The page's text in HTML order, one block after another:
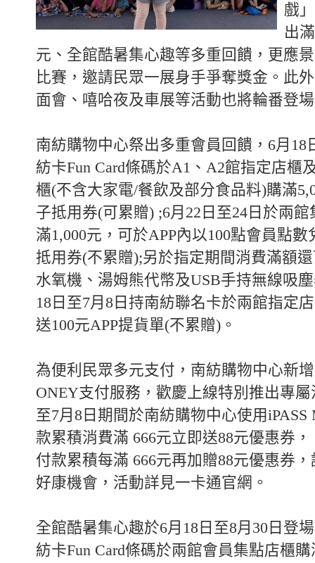
戲
出
元、全館酷暑集心趣等多重回饋，更應
比賽，邀請民眾一展身手爭奪獎金。此
面會、嘻哈夜及車展等活動也將輪番登
南紡購物中心祭出多重會員回饋，6月18
紡卡Fun Card條碼於A1、A2館指定店櫃
櫃(不含大家電/餐飲及部分食品料)購滿
子抵用券(可累贈) ;6月22日至24日於兩
滿1,000元，可於APP內以100點會員點數
抵用券(不累贈);另於指定期間消費滿額
水氧機、湯姆熊代幣及USB手持無線吸
18日至7月8日持南紡聯名卡於兩館指定
送100元APP提貨單(不累贈)。
為便利民眾多元支付，南紡購物中心新
ONEY支付服務，歡慶上線特別推出專屬
至7月8日期間於南紡購物中心使用iPASS
款累積消費滿 666元立即送88元優惠券
付款累積每滿 666元再加贈88元優惠券
好康機會，活動詳見一卡通官網。
全館酷暑集心趣於6月18日至8月30日登
紡卡Fun Card條碼於兩館會員集點店櫃購